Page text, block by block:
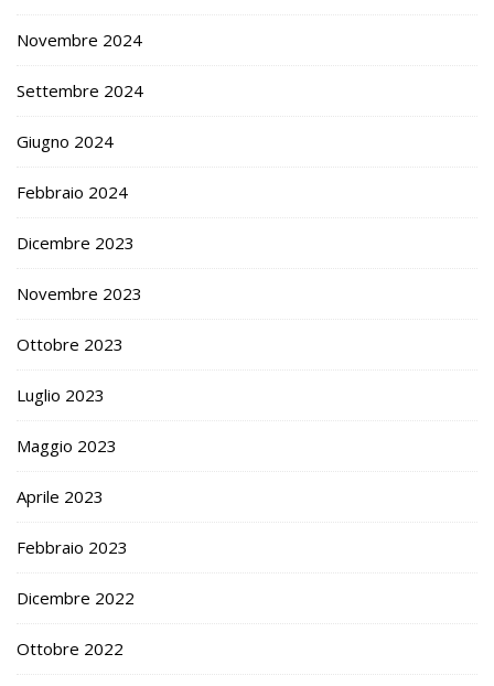
Novembre 2024
Settembre 2024
Giugno 2024
Febbraio 2024
Dicembre 2023
Novembre 2023
Ottobre 2023
Luglio 2023
Maggio 2023
Aprile 2023
Febbraio 2023
Dicembre 2022
Ottobre 2022